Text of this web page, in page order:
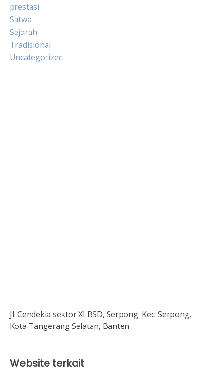
prestasi
Satwa
Sejarah
Tradisional
Uncategorized
Jl. Cendekia sektor XI BSD, Serpong, Kec. Serpong,
Kota Tangerang Selatan, Banten
Website terkait